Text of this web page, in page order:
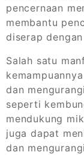
pencernaan
membantu
diserap
Salah satu
dan
seperti
mendukung
juga dapat
dan